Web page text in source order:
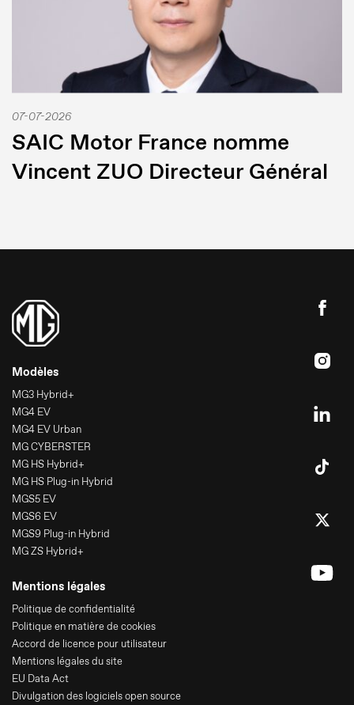
07-07-2026
SAIC Motor France nomme
Vincent ZUO Directeur Général
Modèles
MG3 Hybrid+
MG4 EV
MG4 EV Urban
MG CYBERSTER
MG HS Hybrid+
MG HS Plug-in Hybrid
MGS5 EV
MGS6 EV
MGS9 Plug-in Hybrid
MG ZS Hybrid+
Mentions légales
Politique de confidentialité
Politique en matière de cookies
Accord de licence pour utilisateur
Mentions légales du site
EU Data Act
Divulgation des logiciels open source